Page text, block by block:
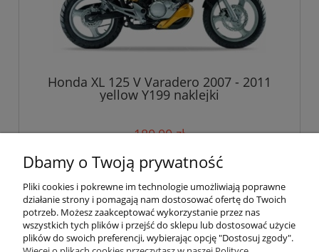
Honda XL 125 V Varadero 2007 - 2011
yellow Y199 naklejki
180,00 zł
do koszyka
Pomoc
Dbamy o Twoją prywatność
Pliki cookies i pokrewne im technologie umożliwiają poprawne
działanie strony i pomagają nam dostosować ofertę do Twoich
potrzeb. Możesz zaakceptować wykorzystanie przez nas
wszystkich tych plików i przejść do sklepu lub dostosować użycie
plików do swoich preferencji, wybierając opcję "Dostosuj zgody".